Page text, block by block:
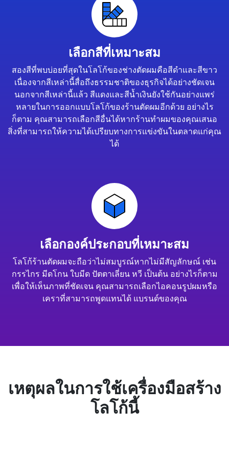
เลือกสีที่เหมาะสม
สองสีที่พบบ่อยที่สุดในโลโก้ของช่างตัดผมคือสีดำและสีขาว
เนื่องจากสีเหล่านี้สื่อถึงธรรมชาติของธุรกิจได้อย่างชัดเจน
นอกจากสีเหล่านี้แล้ว สีแดงและสีน้ำเงินยังใช้กันอย่างแพร่
หลายในการออกแบบโลโก้ของร้านตัดผมอีกด้วย อย่างไร
ก็ตาม คุณสามารถเลือกสีอื่นได้หากร้านทำผมของคุณเสนอ
สิ่งที่สามารถให้ความได้เปรียบทางการแข่งขันในตลาดแก่คุณ
ได้
เลือกองค์ประกอบที่เหมาะสม
โลโก้ร้านตัดผมจะถือว่าไม่สมบูรณ์หากไม่มีสัญลักษณ์ เช่น
กรรไกร มีดโกน ใบมีด ปัตตาเลี่ยน หวี เป็นต้น อย่างไรก็ตาม
เพื่อให้เห็นภาพที่ชัดเจน คุณสามารถเลือกไอคอนรูปผมหรือ
เคราที่สามารถพูดแทนได้ แบรนด์ของคุณ
เหตุผลในการใช้เครื่องมือสร้าง
โลโก้นี้